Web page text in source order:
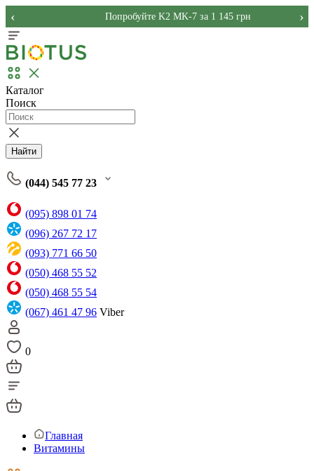
Попробуйте K2 MK-7 за 1 145 грн
‹ ›
Каталог
Поиск
Найти
(044) 545 77 23
(095) 898 01 74
(096) 267 72 17
(093) 771 66 50
(050) 468 55 52
(050) 468 55 54
(067) 461 47 96 Viber
0
Главная
Витамины